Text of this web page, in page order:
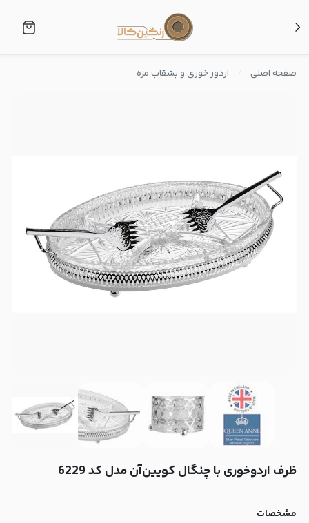
صفحه اصلی اردور خوری و بشقاب مزه
ظرف اردو‌خوری با چنگال کویین‌آن مدل کد 6229
مشخصات